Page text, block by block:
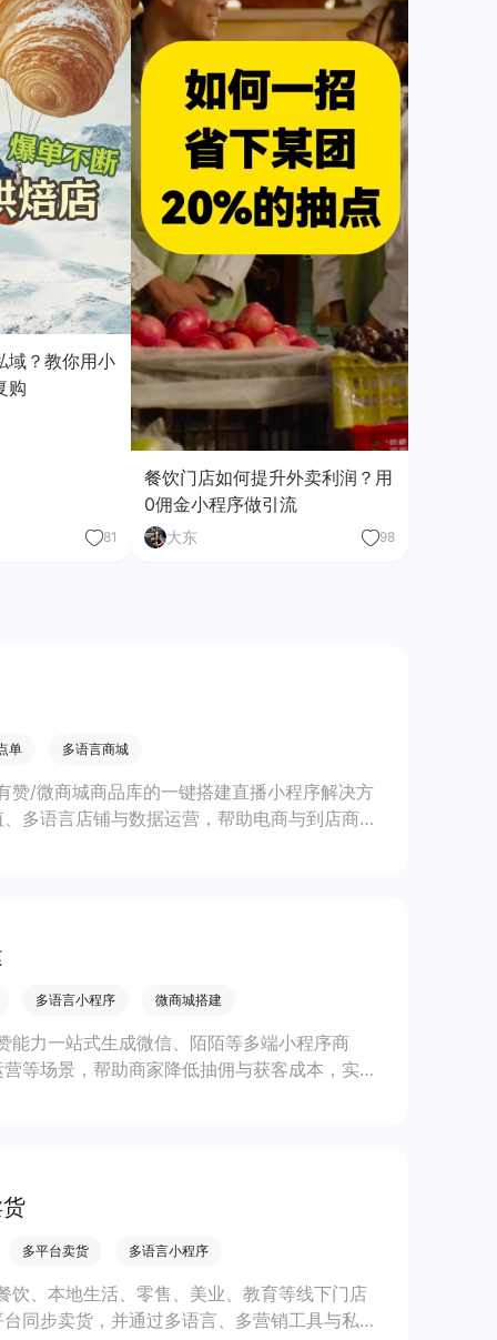
域？教你用小
购
81
餐饮门店如何提升外卖利润？用
0佣金小程序做引流
大东 98
单 多语言商城
/微商城商品库的一键搭建直播小程序解决方
多语言店铺与数据运营，帮助电商与到店商家
多语言小程序 微商城搭建
力一站式生成微信、陌陌等多端小程序商
等场景，帮助商家降低抽佣与获客成本，实现
多平台卖货 多语言小程序
、本地生活、零售、美业、教育等线下门店
同步卖货，并通过多语言、多营销工具与私域